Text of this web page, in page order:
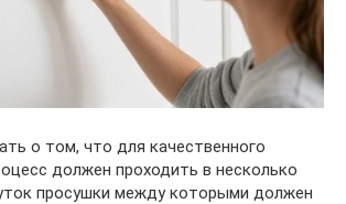
о том, что для качественного
должен проходить в несколько
просушки между которыми должен